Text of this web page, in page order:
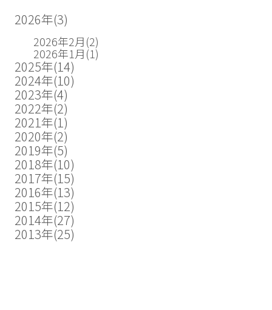
2026年(3)
2026年2月(2)
2026年1月(1)
2025年(14)
2024年(10)
2023年(4)
2022年(2)
2021年(1)
2020年(2)
2019年(5)
2018年(10)
2017年(15)
2016年(13)
2015年(12)
2014年(27)
2013年(25)